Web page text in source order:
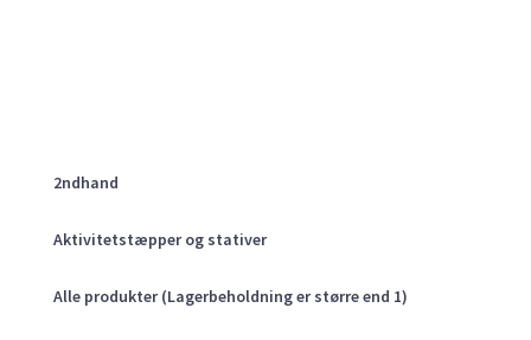
2ndhand
Aktivitetstæpper og stativer
Alle produkter (Lagerbeholdning er større end 1)